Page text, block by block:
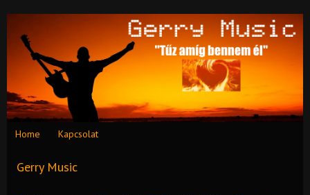
Home Kapcsolat
Gerry Music